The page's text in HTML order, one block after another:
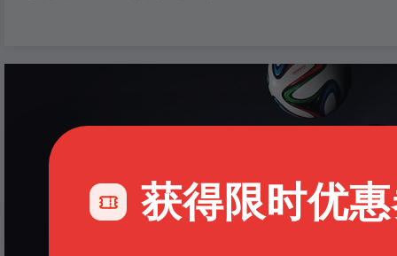
获得限时优